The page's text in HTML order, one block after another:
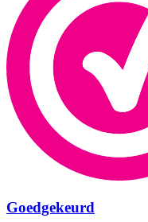
Goedgekeurd